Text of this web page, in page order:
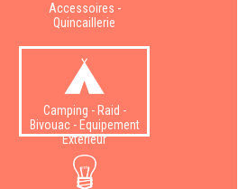
Accessoires -
Quincaillerie
Camping - Raid -
Bivouac - Equipement
Extérieur